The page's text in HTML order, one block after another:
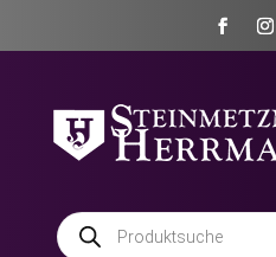
Products
search